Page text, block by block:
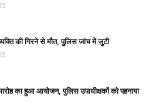
की गिरने से मौत, पुलिस जांच में जुटी
का हुआ आयोजन, पुलिस उपाधीक्षकों को पहनाया